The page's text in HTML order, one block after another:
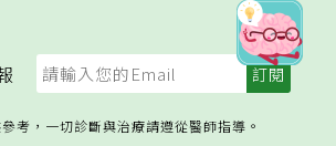
考，一切診斷與治療請遵從醫師指導。